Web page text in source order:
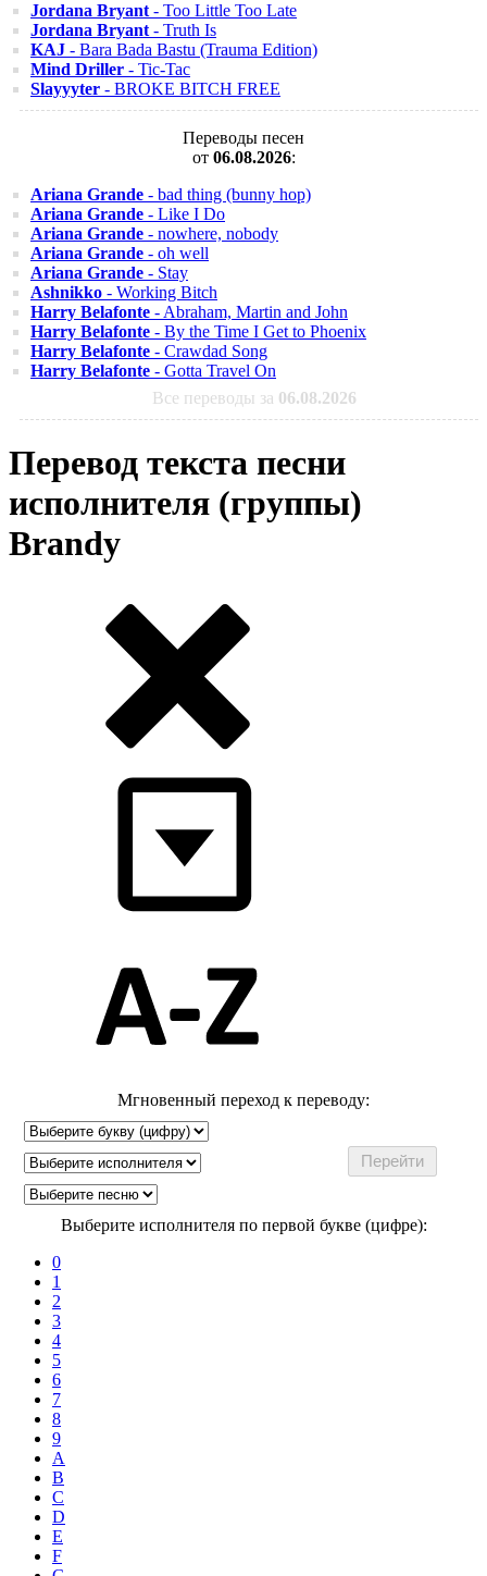
Jordana Bryant - Too Little Too Late
Jordana Bryant - Truth Is
KAJ - Bara Bada Bastu (Trauma Edition)
Mind Driller - Tic-Tac
Slayyyter - BROKE BITCH FREE
Переводы песен
от 06.08.2026:
Ariana Grande - bad thing (bunny hop)
Ariana Grande - Like I Do
Ariana Grande - nowhere, nobody
Ariana Grande - oh well
Ariana Grande - Stay
Ashnikko - Working Bitch
Harry Belafonte - Abraham, Martin and John
Harry Belafonte - By the Time I Get to Phoenix
Harry Belafonte - Crawdad Song
Harry Belafonte - Gotta Travel On
Все переводы за 06.08.2026
Перевод текста песни
исполнителя (группы)
Brandy
Мгновенный переход к переводу:
Выберите исполнителя по первой букве (цифре):
0
1
2
3
4
5
6
7
8
9
A
B
C
D
E
F